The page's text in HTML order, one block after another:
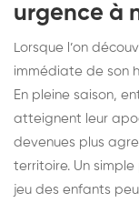
urgence à
Lorsque l’on
immédiate de son
En pleine saison,
atteignent leur
devenues plus
territoire. Un
jeu des enfants